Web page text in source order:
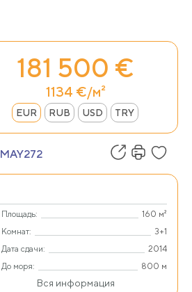
181 500 €
1134 €/м²
EUR RUB USD TRY
MAY272
Площадь:
160 м²
Комнат:
3+1
Дата сдачи:
2014
До моря:
800 м
Вся информация